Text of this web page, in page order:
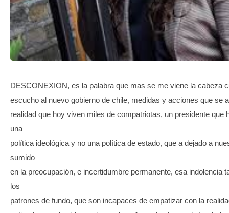
DESCONEXION, es la palabra que mas se me viene la cabeza
escucho al nuevo gobierno de chile, medidas y acciones que se
realidad que hoy viven miles de compatriotas, un presidente que
una
política ideológica y no una política de estado, que a dejado a
sumido
en la preocupación, e incertidumbre permanente, esa indolencia
los
patrones de fundo, que son incapaces de empatizar con la